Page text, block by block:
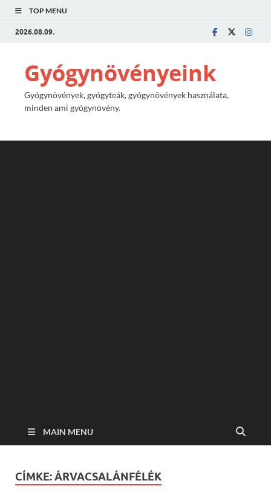
TOP MENU
2026.08.09.
Gyógynövényeink
Gyógynövények, gyógyteák, gyógynövények használata,
minden ami gyógynövény.
MAIN MENU
CÍMKE:ÁRVACSALÁNFÉLÉK